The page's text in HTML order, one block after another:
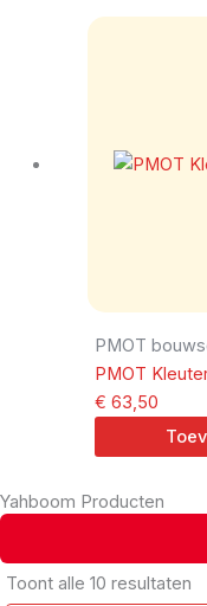
PMOT
PMOT
€ 63,50
Yahboom Producten
Toont alle 10 resultaten